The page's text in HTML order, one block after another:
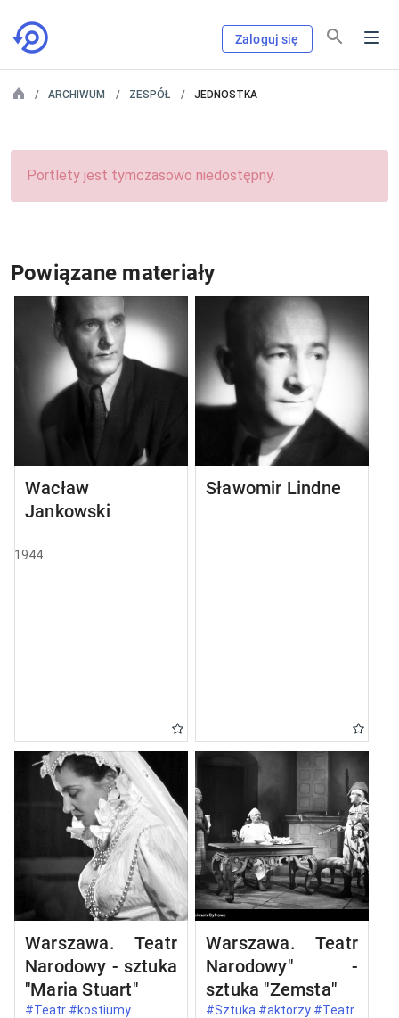
Zaloguj się
ARCHIWUM ZESPÓŁ JEDNOSTKA
Portlety jest tymczasowo niedostępny.
Powiązane materiały
Wacław
Jankowski
1944
Sławomir Lindner
Warszawa. Teatr
Narodowy - sztuka
"Maria Stuart"
#Teatr #kostiumy
Warszawa. Teatr
Narodowy" -
sztuka "Zemsta"
#Sztuka #aktorzy #Teatr